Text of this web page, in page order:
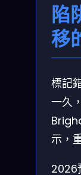
陷
移
標記
一久
示，
2026